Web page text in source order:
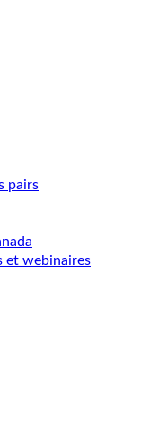
pairs
et webinaires